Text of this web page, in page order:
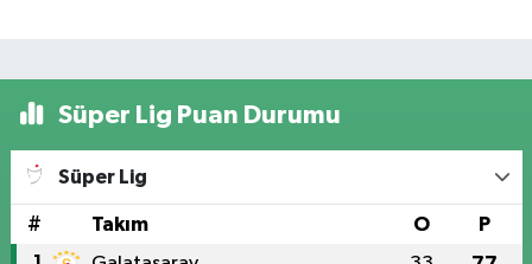
Süper Lig Puan Durumu
Süper Lig
# Takım O P